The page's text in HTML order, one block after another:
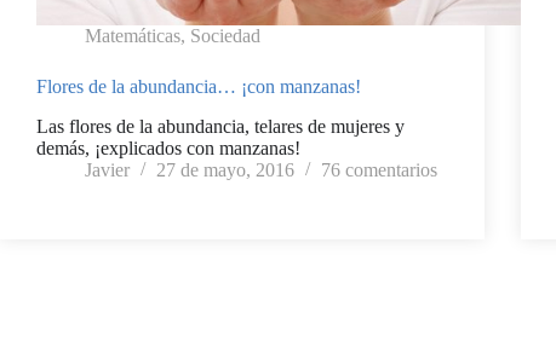
Matemáticas, Sociedad
Flores de la abundancia… ¡con manzanas!
Las flores de la abundancia, telares de mujeres y
demás, ¡explicados con manzanas!
Javier
27 de mayo, 2016 76 comentarios